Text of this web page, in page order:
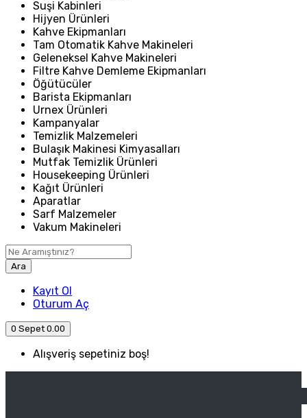
Suşi Kabinleri
Hijyen Ürünleri
Kahve Ekipmanları
Tam Otomatik Kahve Makineleri
Geleneksel Kahve Makineleri
Filtre Kahve Demleme Ekipmanları
Öğütücüler
Barista Ekipmanları
Urnex Ürünleri
Kampanyalar
Temizlik Malzemeleri
Bulaşık Makinesi Kimyasalları
Mutfak Temizlik Ürünleri
Housekeeping Ürünleri
Kağıt Ürünleri
Aparatlar
Sarf Malzemeler
Vakum Makineleri
Ara
Kayıt Ol
Oturum Aç
0 Sepet 0.00
Alışveriş sepetiniz boş!